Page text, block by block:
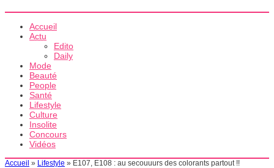
Accueil
Actu
Edito
Daily
Mode
Beauté
People
Santé
Lifestyle
Culture
Insolite
Concours
Vidéos
Accueil » Lifestyle » E107, E108 : au secouuurs des colorants partout !!